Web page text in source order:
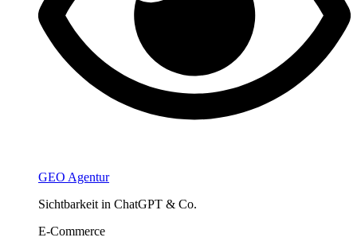
GEO Agentur
Sichtbarkeit in ChatGPT & Co.
E-Commerce